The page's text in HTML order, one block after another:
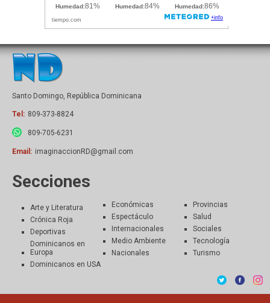
Santo Domingo, República Dominicana
Tel: 809-373-8824
809-705-6231
Email: imaginaccionRD@gmail.com
Secciones
Arte y Literatura
Crónica Roja
Deportivas
Dominicanos en
Europa
Dominicanos en USA
Económicas
Espectáculo
Internacionales
Medio Ambiente
Nacionales
Provincias
Salud
Sociales
Tecnología
Turismo